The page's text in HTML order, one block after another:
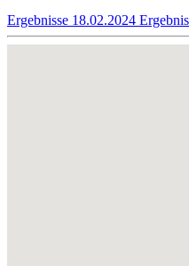
Ergebnisse 18.02.2024